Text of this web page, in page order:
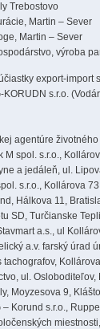
Trebostovo
Martin – Sever
Martin – Sever
výroba
export-import
s.r.o.
agentúre
M spol. s.r.o.,
a jedáleň, ul.
s.r.o., Kollárova
Hálkova 11,
SD, Turčianske
a.s., ul
a.v. farský úrad
ul. Osloboditeľov,
Moyzesova 9,
Korund s.r.o.,